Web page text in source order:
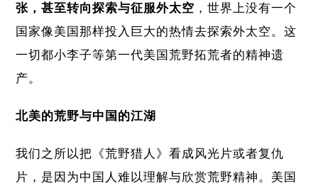
张 ，甚至转向探索与征服外太空 ，世界上没有一个
国家像美国那样投入巨大的热情去探索外太空。这
一切都小李子等第一代美国荒野拓荒者的精神遗
产。
北美的荒野与中国的江湖
我们之所以把《荒野猎人》看成风光片或者复仇
片，是因为中国人难以理解与欣赏荒野精神。美国